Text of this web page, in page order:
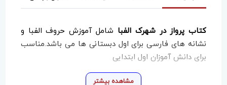
کتاب پرواز در شهرک الفبا شامل آموزش حروف الفبا و
نشانه های فارسی برای اول دبستانی ها می باشد.مناسب
برای دانش آموزان اول ابتدایی
مشاهده بیشتر